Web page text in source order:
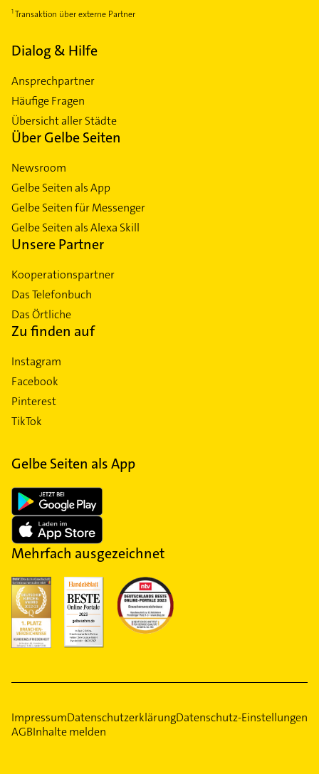
Transaktion über externe Partner
Dialog & Hilfe
Ansprechpartner
Häufige Fragen
Übersicht aller Städte
Über Gelbe Seiten
Newsroom
Gelbe Seiten als App
Gelbe Seiten für Messenger
Gelbe Seiten als Alexa Skill
Unsere Partner
Kooperationspartner
Das Telefonbuch
Das Örtliche
Zu finden auf
Instagram
Facebook
Pinterest
TikTok
Gelbe Seiten als App
Mehrfach ausgezeichnet
ImpressumDatenschutzerklärungDatenschutz-Einstellungen
AGBInhalte melden